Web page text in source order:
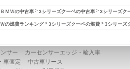
ＢＭＷの中古車 3シリーズクーペの中古車 3シリーズク
の燃費ランキング 3シリーズクーペの燃費 3シリーズ
サー
カーセンサーエッジ・輸入車
車査定
中古車リース